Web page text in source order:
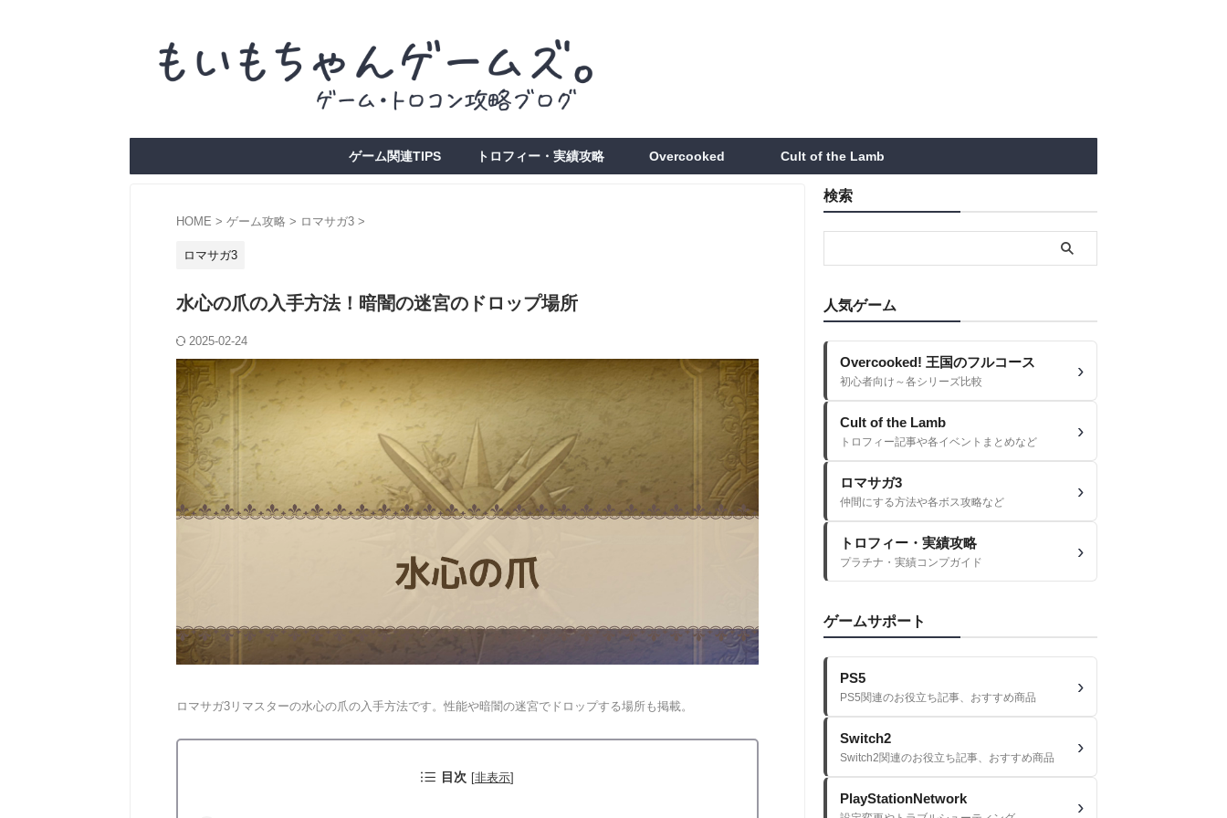
ゲーム関連TIPS トロフィー・実績攻略 Overcooked Cult of the Lamb
HOME > ゲーム攻略 > ロマサガ3 >
ロマサガ3
水心の爪の入手方法！暗闇の迷宮のドロップ場所
2025-02-24
ロマサガ3リマスターの水心の爪の入手方法です。性能や暗闇の迷宮でドロップする場所も掲載。
目次 [非表示]
検索
人気ゲーム
Overcooked! 王国のフルコース
初心者向け～各シリーズ比較
Cult of the Lamb
トロフィー記事や各イベントまとめなど
ロマサガ3
仲間にする方法や各ボス攻略など
トロフィー・実績攻略
プラチナ・実績コンプガイド
ゲームサポート
PS5
PS5関連のお役立ち記事、おすすめ商品
Switch2
Switch2関連のお役立ち記事、おすすめ商品
PlayStationNetwork